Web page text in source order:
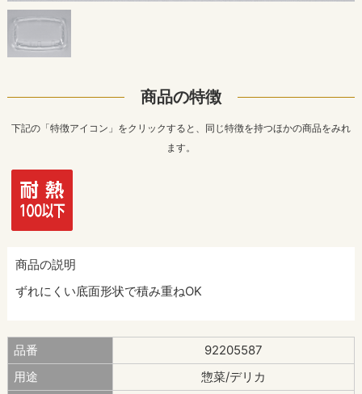
商品の特徴
下記の「特徴アイコン」をクリックすると、同じ特徴を持つほかの商品をみれ
ます。
商品の説明
ずれにくい底面形状で積み重ねOK
品番
92205587
用途
惣菜/デリカ